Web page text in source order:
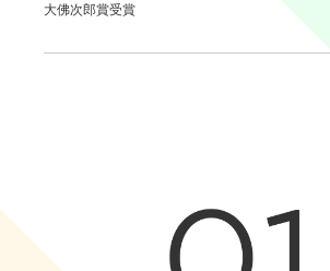
大佛次郎賞受賞